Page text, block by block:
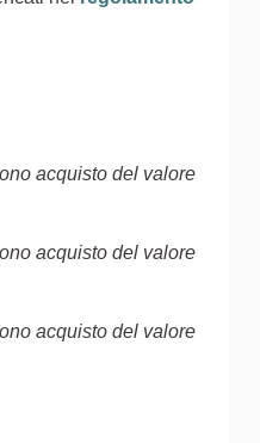
acquisto del valore
acquisto del valore
acquisto del valore